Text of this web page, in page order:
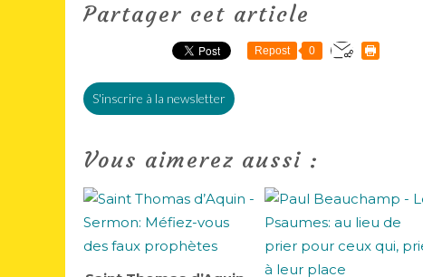
Partager cet article
Repost 0
S'inscrire à la newsletter
Vous aimerez aussi :